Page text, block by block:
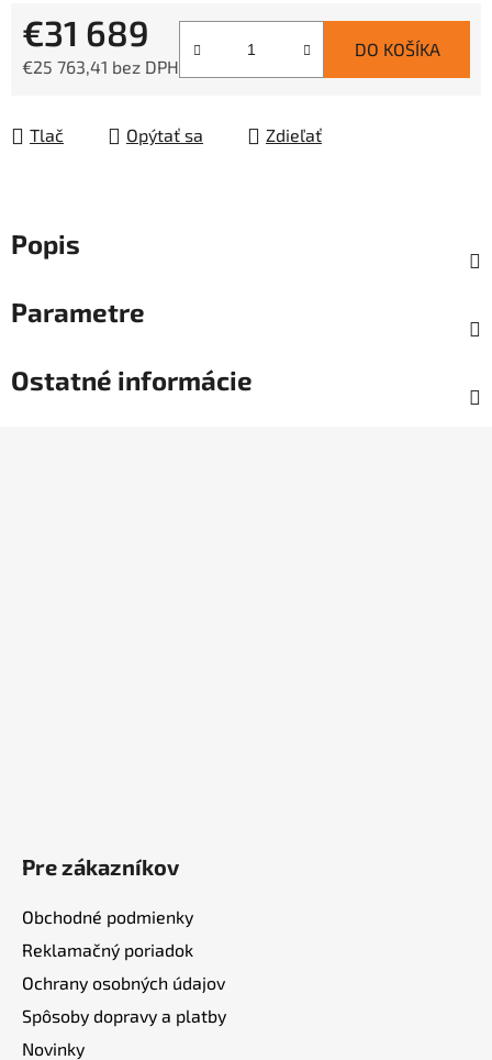
€31 689
€25 763,41 bez DPH
DO KOŠÍKA
Tlač Opýtať sa Zdieľať
Popis
Parametre
Ostatné informácie
Pre zákazníkov
Obchodné podmienky
Reklamačný poriadok
Ochrany osobných údajov
Spôsoby dopravy a platby
Novinky